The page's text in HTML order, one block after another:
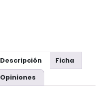
Descripción Ficha
Opiniones